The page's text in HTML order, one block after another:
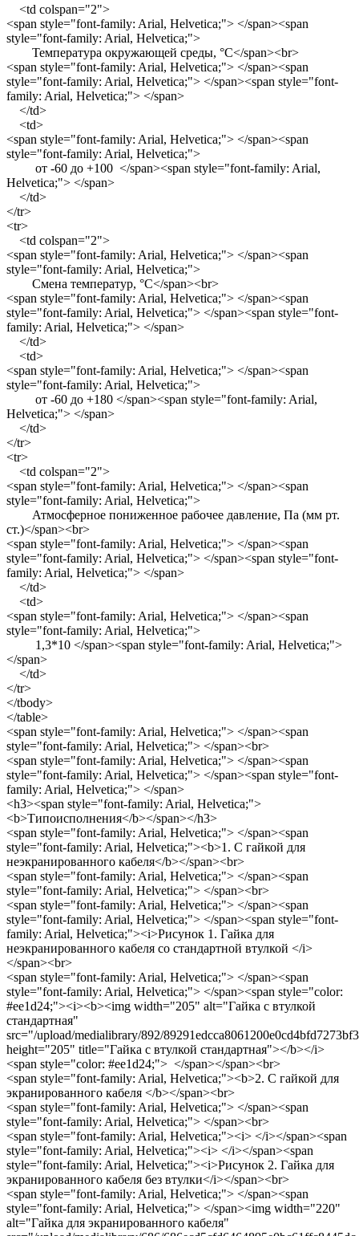
<td colspan="2">
<span style="font-family: Arial, Helvetica;"> </span><span
style="font-family: Arial, Helvetica;">
Температура окружающей среды, °C</span><br>
<span style="font-family: Arial, Helvetica;"> </span><span
style="font-family: Arial, Helvetica;"> </span><span style="font-
family: Arial, Helvetica;"> </span>
</td>
<td>
<span style="font-family: Arial, Helvetica;"> </span><span
style="font-family: Arial, Helvetica;">
от -60 до +100 </span><span style="font-family: Arial,
Helvetica;"> </span>
</td>
</tr>
<tr>
<td colspan="2">
<span style="font-family: Arial, Helvetica;"> </span><span
style="font-family: Arial, Helvetica;">
Смена температур, °C</span><br>
<span style="font-family: Arial, Helvetica;"> </span><span
style="font-family: Arial, Helvetica;"> </span><span style="font-
family: Arial, Helvetica;"> </span>
</td>
<td>
<span style="font-family: Arial, Helvetica;"> </span><span
style="font-family: Arial, Helvetica;">
от -60 до +180 </span><span style="font-family: Arial,
Helvetica;"> </span>
</td>
</tr>
<tr>
<td colspan="2">
<span style="font-family: Arial, Helvetica;"> </span><span
style="font-family: Arial, Helvetica;">
Атмосферное пониженное рабочее давление, Па (мм рт.
ст.)</span><br>
<span style="font-family: Arial, Helvetica;"> </span><span
style="font-family: Arial, Helvetica;"> </span><span style="font-
family: Arial, Helvetica;"> </span>
</td>
<td>
<span style="font-family: Arial, Helvetica;"> </span><span
style="font-family: Arial, Helvetica;">
1,3*10 </span><span style="font-family: Arial, Helvetica;">
</span>
</td>
</tr>
</tbody>
</table>
<span style="font-family: Arial, Helvetica;"> </span><span
style="font-family: Arial, Helvetica;"> </span><br>
<span style="font-family: Arial, Helvetica;"> </span><span
style="font-family: Arial, Helvetica;"> </span><span style="font-
family: Arial, Helvetica;"> </span>
<h3><span style="font-family: Arial, Helvetica;">
<b>Типоисполнения</b></span></h3>
<span style="font-family: Arial, Helvetica;"> </span><span
style="font-family: Arial, Helvetica;"><b>1. С гайкой для
неэкранированного кабеля</b></span><br>
<span style="font-family: Arial, Helvetica;"> </span><span
style="font-family: Arial, Helvetica;"> </span><br>
<span style="font-family: Arial, Helvetica;"> </span><span
style="font-family: Arial, Helvetica;"> </span><span style="font-
family: Arial, Helvetica;"><i>Рисунок 1. Гайка для
неэкранированного кабеля со стандартной втулкой </i>
</span><br>
<span style="font-family: Arial, Helvetica;"> </span><span
style="font-family: Arial, Helvetica;"> </span><span style="color:
#ee1d24;"><i><b><img width="205" alt="Гайка с втулкой
стандартная"
src="/upload/medialibrary/892/
height="205" title="Гайка с втулкой стандартная"></b></i>
<span style="color: #ee1d24;"> </span></span><br>
<span style="font-family: Arial, Helvetica;"><b>2. С гайкой для
экранированного кабеля </b></span><br>
<span style="font-family: Arial, Helvetica;"> </span><span
style="font-family: Arial, Helvetica;"> </span><br>
<span style="font-family: Arial, Helvetica;"><i> </i></span><span
style="font-family: Arial, Helvetica;"><i> </i></span><span
style="font-family: Arial, Helvetica;"><i>Рисунок 2. Гайка для
экранированного кабеля без втулки</i></span><br>
<span style="font-family: Arial, Helvetica;"> </span><span
style="font-family: Arial, Helvetica;"> </span><img width="220"
alt="Гайка для экранированного кабеля"